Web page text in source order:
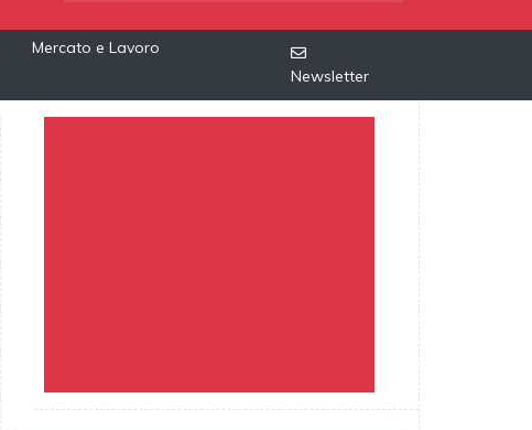
Mercato e Lavoro
Newsletter